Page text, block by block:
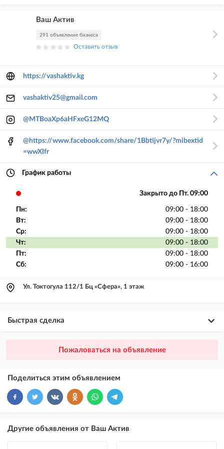
Ваш Актив
291 объявление бизнеса
Оставить отзыв
https://vashaktiv.kg
vashaktiv25@gmail.com
@MTBoaXp6aHFxeG12MQ
@https://www.facebook.com/share/1Bbtijvr7y/?mibextid
=wwXIfr
График работы
Закрыто до Пт. 09:00
Пн:
09:00 - 18:00
Вт:
09:00 - 18:00
Ср:
09:00 - 18:00
Чт:
09:00 - 18:00
Пт:
09:00 - 18:00
Сб:
09:00 - 16:00
Ул. Токтогула 112/1 Бц «Сфера», 1 этаж
Быстрая сделка
размещение объявления выше бесплатных объявлений
размещение объявления выше бесплатных объявлений (после VIP)
Пожаловаться на объявление
Поделиться этим объявлением
Другие объявления от Ваш Актив